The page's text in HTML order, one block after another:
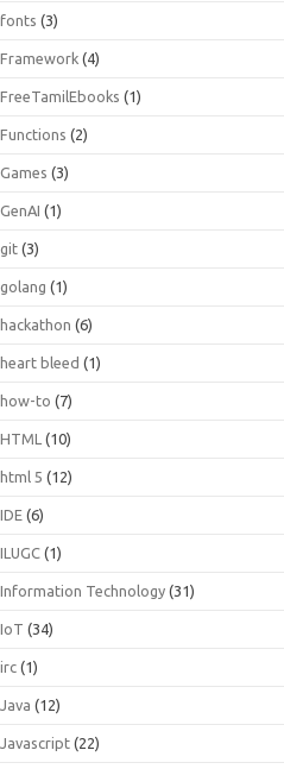
fonts (3)
Framework (4)
FreeTamilEbooks (1)
Functions (2)
Games (3)
GenAI (1)
git (3)
golang (1)
hackathon (6)
heart bleed (1)
how-to (7)
HTML (10)
html 5 (12)
IDE (6)
ILUGC (1)
Information Technology (31)
IoT (34)
irc (1)
Java (12)
Javascript (22)